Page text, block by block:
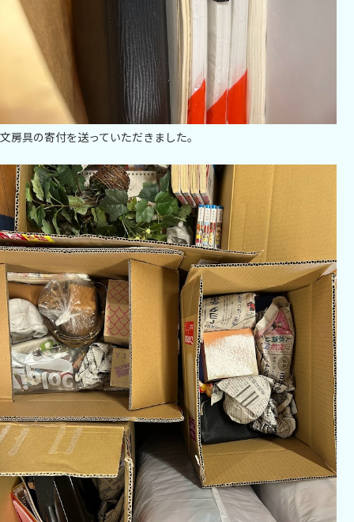
文房具の寄付を送っていただきました。